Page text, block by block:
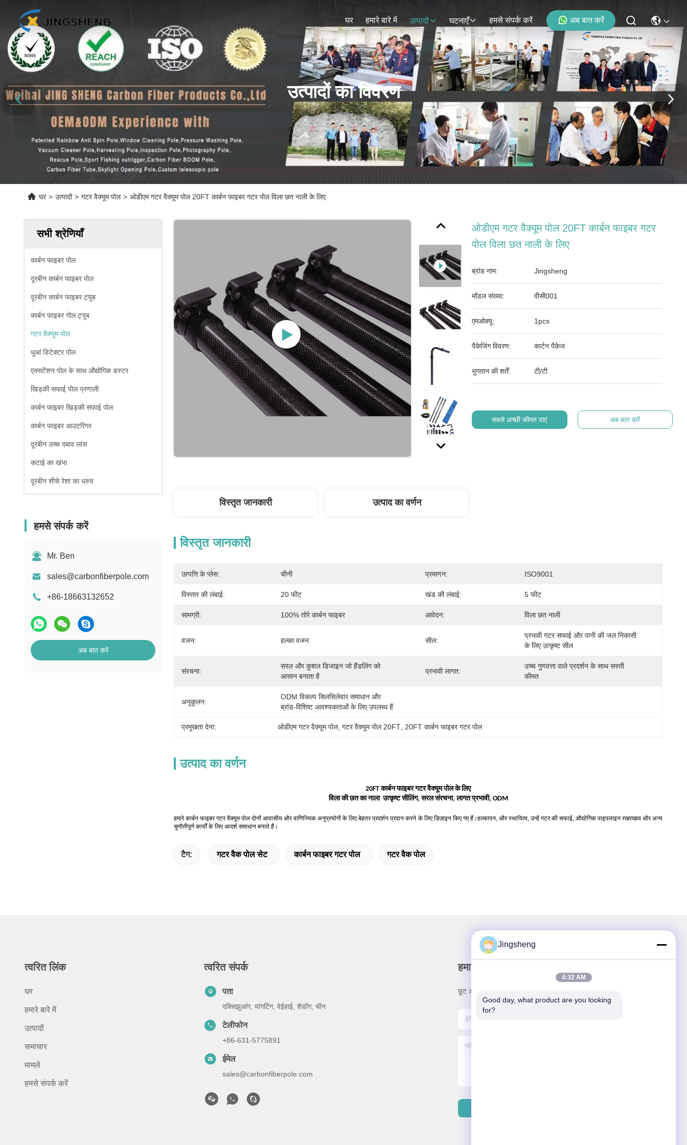
घर हमारे बारे में उत्पादों घटनाएँ हमसे संपर्क करें अब बात करें
उत्पादों का विवरण
घर > उत्पादों > गटर वैक्यूम पोल > ओडीएम गटर वैक्यूम पोल 20FT कार्बन फाइबर गटर पोल विला छत नाली के लिए
सभी श्रेणियाँ
कार्बन फाइबर पोल
दूरबीन कार्बन फाइबर पोल
दूरबीन कार्बन फाइबर ट्यूब
कार्बन फाइबर गोल ट्यूब
गटर वैक्यूम पोल
धुआं डिटेक्टर पोल
एक्सटेंशन पोल के साथ औद्योगिक डस्टर
खिड़की सफाई पोल प्रणाली
कार्बन फाइबर खिड़की सफाई पोल
कार्बन फाइबर आउटरिगर
दूरबीन उच्च दबाव लांस
कटाई का खंभा
दूरबीन शीसे रेशा का ध्रुव
हमसे संपर्क करें
Mr. Ben
sales@carbonfiberpole.com
+86-18663132652
अब बात करें
ओडीएम गटर वैक्यूम पोल 20FT कार्बन फाइबर गटर
पोल विला छत नाली के लिए
ब्रांड नाम: Jingsheng
मॉडल संख्या: वीसी001
एमओक्यू: 1pcs
पैकेजिंग विवरण: कार्टन पैकेज
भुगतान की शर्तें: टी/टी
सबसे अच्छी कीमत पाएं अब बात करें
विस्तृत जानकारी उत्पाद का वर्णन
विस्तृत जानकारी
उत्पत्ति के प्लेस: चीनी प्रमाणन: ISO9001
विस्तार की लंबाई: 20 फीट खंड की लंबाई: 5 फीट
सामग्री: 100% तोरे कार्बन फाइबर आवेदन: विला छत नाली
वजन: हल्का वजन सील:
प्रभावी गटर सफाई और पानी की जल निकासी
के लिए उत्कृष्ट सील
संरचना:
सरल और कुशल डिजाइन जो हैंडलिंग को
आसान बनाता है
प्रभावी लागत:
उच्च गुणवत्ता वाले प्रदर्शन के साथ सस्ती
कीमत
अनुकूलन:
ODM विकल्प सिलसिलेवार समाधान और
ब्रांड-विशिष्ट आवश्यकताओं के लिए उपलब्ध हैं
प्रमुखता देना: ओडीएम गटर वैक्यूम पोल, गटर वैक्यूम पोल 20FT 20FT कार्बन फाइबर गटर पोल
उत्पाद का वर्णन
20FT कार्बन फाइबर गटर वैक्यूम पोल के लिए
विला की छत का नाला ️ उत्कृष्ट सीलिंग, सरल संरचना, लागत प्रभावी, ODM
हमारे कार्बन फाइबर गटर वैक्यूम पोल दोनों आवासीय और वाणिज्यिक अनुप्रयोगों के लिए बेहतर प्रदर्शन प्रदान करने के लिए डिज़ाइन किए गए हैं।हल्कापन, और स्थायित्व, उन्हें गटर की सफाई, औद्योगिक पाइपलाइन रखरखाव और अन्य
चुनौतीपूर्ण कार्यों के लिए आदर्श समाधान बनाते हैं।
टैग: गटर वैक पोल सेट कार्बन फाइबर गटर पोल गटर वैक पोल
त्वरित लिंक
घर
हमारे बारे में
उत्पादों
समाचार
मामले
हमसे संपर्क करें
त्वरित संपर्क
पता
दक्सिझुआंग, यांगटिंग, वेईहाई, शेडोंग, चीन
टेलीफोन
+86-631-5775891
ईमेल
sales@carbonfiberpole.com
हमारा समाचार पत्र
छूट और अधिक के लिए हमारे न्यूज़लेटर की सदस्यता लें।
Jingsheng
4:32 AM
Good day, what product are you looking
for?